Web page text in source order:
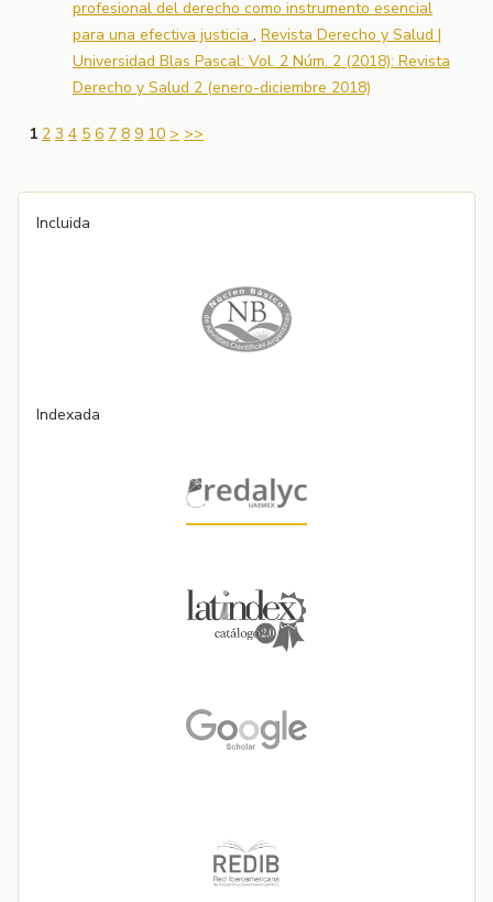
profesional del derecho como instrumento esencial
para una efectiva justicia , Revista Derecho y Salud |
Universidad Blas Pascal: Vol. 2 Núm. 2 (2018): Revista
Derecho y Salud 2 (enero-diciembre 2018)
1 2 3 4 5 6 7 8 9 10 > >>
Incluida
Indexada